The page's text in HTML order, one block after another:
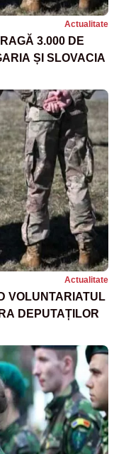
Actualitate
3.000 DE
ȘI SLOVACIA
Actualitate
VOLUNTARIATUL
DEPUTAȚILOR